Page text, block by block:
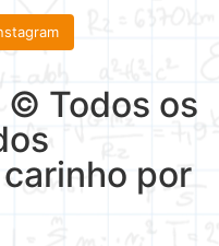
Todos os
por